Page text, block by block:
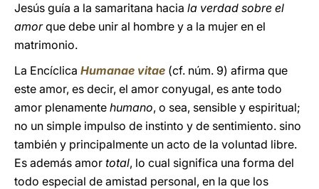
Jesús guía a la samaritana hacia la verdad sobre el
amorque debe unir al hombre y a la mujer en el
matrimonio.
La Encíclica Humanae vitae (cf. núm. 9) afirma que
este amor, es decir, el amor conyugal, es ante todo
amor plenamente humano, o sea, sensible y espiritual;
no un simple impulso de instinto y de sentimiento. sino
también y principalmente un acto de la voluntad libre.
Es además amor total, lo cual significa una forma del
todo especial de amistad personal, en la que los